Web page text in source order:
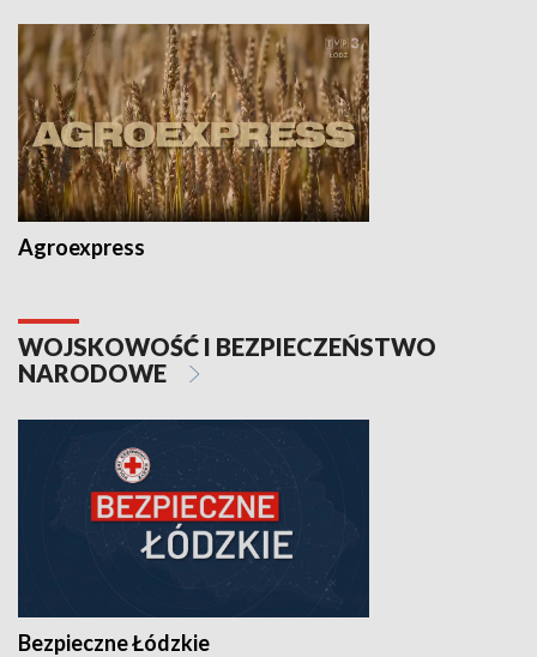
Agroexpress
WOJSKOWOŚĆ I BEZPIECZEŃSTWO
NARODOWE
Bezpieczne Łódzkie